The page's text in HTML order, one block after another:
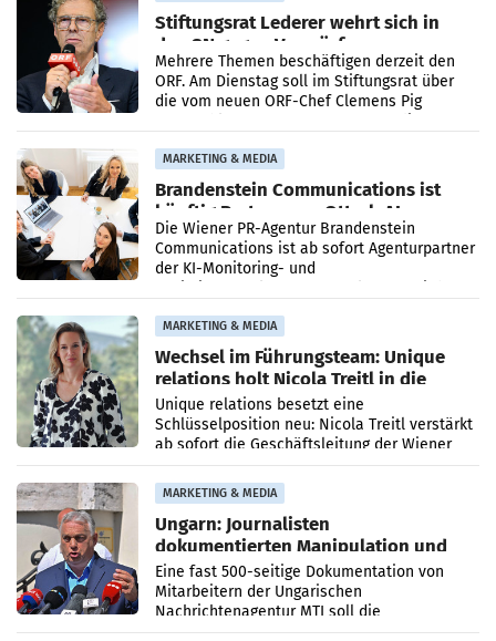
Stiftungsrat Lederer wehrt sich in
den SN gegen Vorwürfe
Mehrere Themen beschäftigen derzeit den
ORF. Am Dienstag soll im Stiftungsrat über
die vom neuen ORF-Chef Clemens Pig
MARKETING & MEDIA
Brandenstein Communications ist
künftig Partner von OtterlyAI
Die Wiener PR-Agentur Brandenstein
Communications ist ab sofort Agenturpartner
der KI-Monitoring- und
MARKETING & MEDIA
Wechsel im Führungsteam: Unique
relations holt Nicola Treitl in die
Geschäftsleitung
Unique relations besetzt eine
Schlüsselposition neu: Nicola Treitl verstärkt
ab sofort die Geschäftsleitung der Wiener
PR-Agentur an der Seite von Josef Kalina und
Anna Kalina-Mahr.
MARKETING & MEDIA
Ungarn: Journalisten
dokumentierten Manipulation und
Zensur
Eine fast 500-seitige Dokumentation von
Mitarbeitern der Ungarischen
Nachrichtenagentur MTI soll die
systematische Nachrichten-Manipulation und